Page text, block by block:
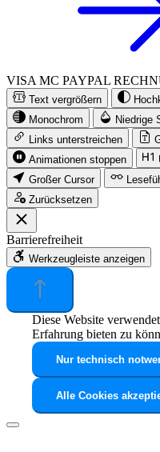
VISA MC PAYPAL
Text vergrößern
Monochrom
Niedrige
Links unterstreichen
Animationen stoppen
Großer Cursor
Zurücksetzen
Barrierefreiheit
Werkzeugleiste anzeigen
Diese Website
Erfahrung bieten zu
Nur technisch
Alle Cookies